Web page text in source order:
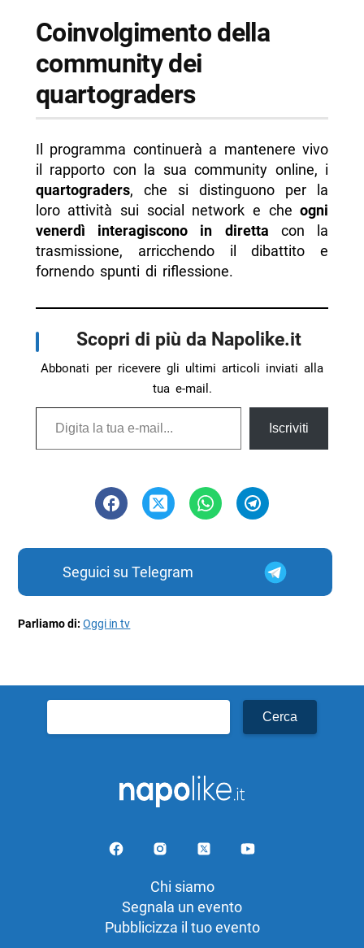
Coinvolgimento della
community dei
quartograders
Il programma continuerà a mantenere vivo
il rapporto con la sua community online, i
quartograders, che si distinguono per la
loro attività sui social network e cheogni
venerdì interagiscono in diretta con la
trasmissione, arricchendo il dibattito e
fornendo spunti di riflessione.
Scopri di più da Napolike.it
Abbonati per ricevere gli ultimi articoli inviati alla
tua e-mail.
Digita la tua e-mail...
Iscriviti
Seguici su Telegram
Parliamo di:Oggi in tv
per:
Chi siamo
Segnala un evento
Pubblicizza il tuo evento